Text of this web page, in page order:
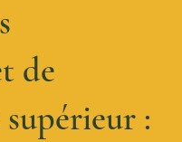
de
supérieur :